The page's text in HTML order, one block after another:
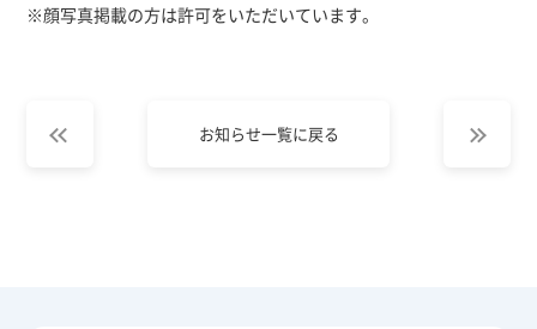
※顔写真掲載の方は許可をいただいています。
お知らせ一覧に戻る